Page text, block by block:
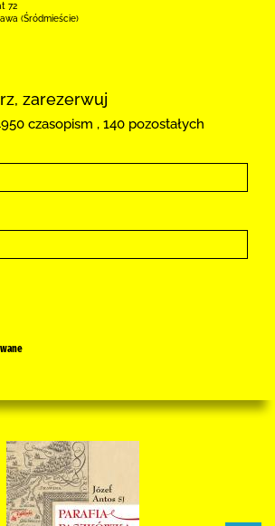
72
(Śródmieście)
zarezerwuj
czasopism , 140 pozostałych